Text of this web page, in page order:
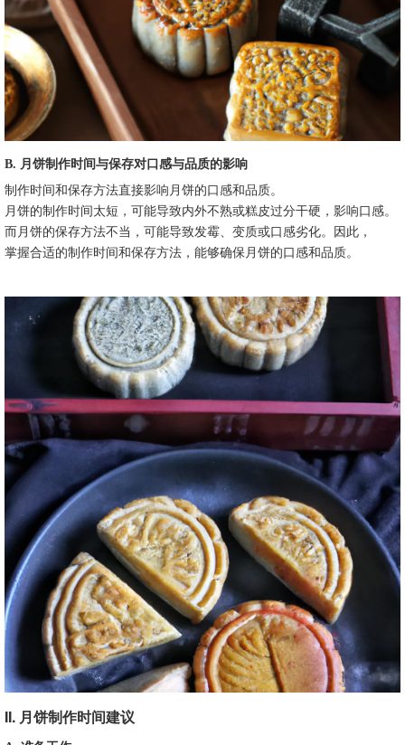
B. 月饼制作时间与保存对口感与品质的影响
制作时间和保存方法直接影响月饼的口感和品质。
月饼的制作时间太短，可能导致内外不熟或糕皮过分干硬，影响口感。
而月饼的保存方法不当，可能导致发霉、变质或口感劣化。因此，
掌握合适的制作时间和保存方法，能够确保月饼的口感和品质。
II. 月饼制作时间建议